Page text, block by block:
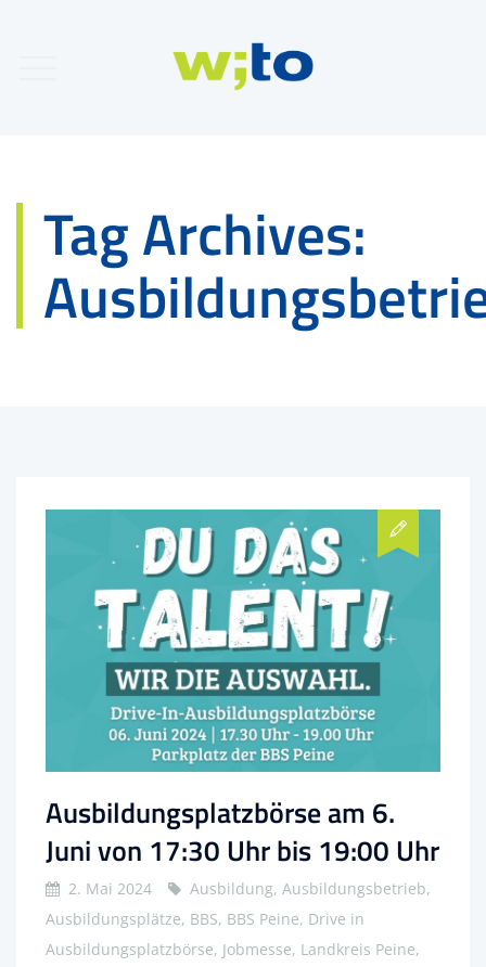
Tag Archives:
Ausbildungsplatzbörse am 6.
Juni von 17:30 Uhr bis 19:00 Uhr
2. Mai 2024
Ausbildung, Ausbildungsbetrieb,
Ausbildungsplätze, BBS, BBS Peine, Drive in
Ausbildungsplatzbörse, Jobmesse, Landkreis Peine,